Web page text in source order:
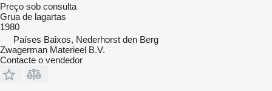
Preço sob consulta
Grua de lagartas
1980
Países Baixos, Nederhorst den Berg
Zwagerman Materieel B.V.
Contacte o vendedor